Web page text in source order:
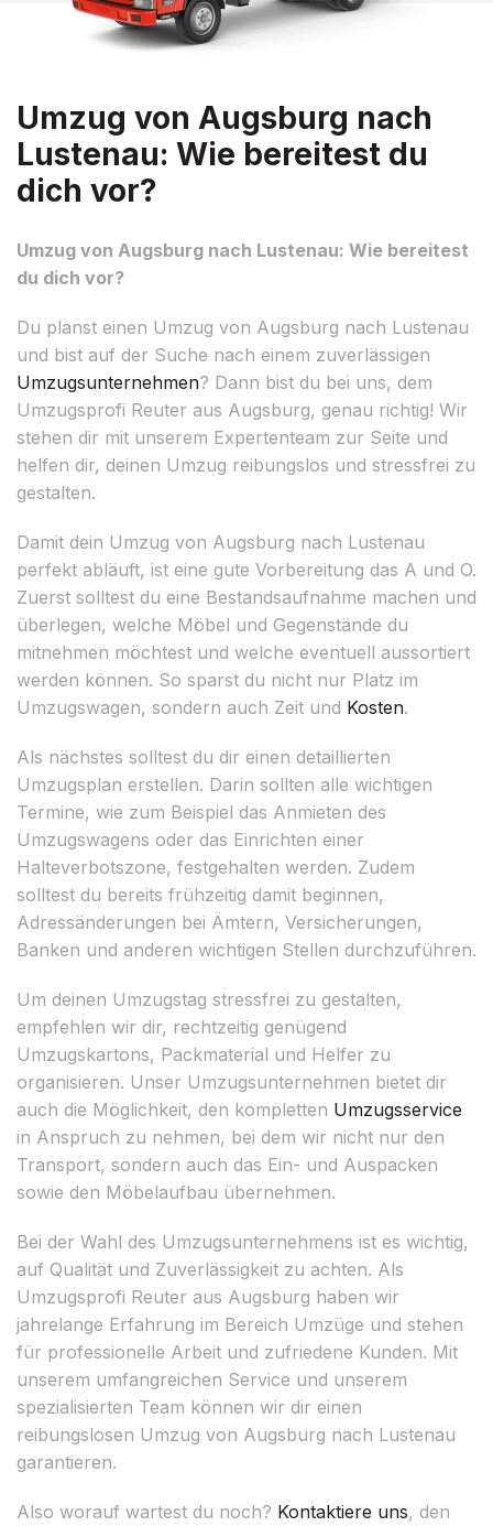
Umzug von Augsburg nach
Lustenau: Wie bereitest du
dich vor?
Umzug von Augsburg nach Lustenau: Wie bereitest
du dich vor?
Du planst einen Umzug von Augsburg nach Lustenau
und bist auf der Suche nach einem zuverlässigen
Umzugsunternehmen? Dann bist du bei uns, dem
Umzugsprofi Reuter aus Augsburg, genau richtig! Wir
stehen dir mit unserem Expertenteam zur Seite und
helfen dir, deinen Umzug reibungslos und stressfrei zu
gestalten.
Damit dein Umzug von Augsburg nach Lustenau
perfekt abläuft, ist eine gute Vorbereitung das A und O.
Zuerst solltest du eine Bestandsaufnahme machen und
überlegen, welche Möbel und Gegenstände du
mitnehmen möchtest und welche eventuell aussortiert
werden können. So sparst du nicht nur Platz im
Umzugswagen, sondern auch Zeit und Kosten.
Als nächstes solltest du dir einen detaillierten
Umzugsplan erstellen. Darin sollten alle wichtigen
Termine, wie zum Beispiel das Anmieten des
Umzugswagens oder das Einrichten einer
Halteverbotszone, festgehalten werden. Zudem
solltest du bereits frühzeitig damit beginnen,
Adressänderungen bei Ämtern, Versicherungen,
Banken und anderen wichtigen Stellen durchzuführen.
Um deinen Umzugstag stressfrei zu gestalten,
empfehlen wir dir, rechtzeitig genügend
Umzugskartons, Packmaterial und Helfer zu
organisieren. Unser Umzugsunternehmen bietet dir
auch die Möglichkeit, den kompletten Umzugsservice
in Anspruch zu nehmen, bei dem wir nicht nur den
Transport, sondern auch das Ein- und Auspacken
sowie den Möbelaufbau übernehmen.
Bei der Wahl des Umzugsunternehmens ist es wichtig,
auf Qualität und Zuverlässigkeit zu achten. Als
Umzugsprofi Reuter aus Augsburg haben wir
jahrelange Erfahrung im Bereich Umzüge und stehen
für professionelle Arbeit und zufriedene Kunden. Mit
unserem umfangreichen Service und unserem
spezialisierten Team können wir dir einen
reibungslosen Umzug von Augsburg nach Lustenau
garantieren.
Also worauf wartest du noch? Kontaktiere uns, den